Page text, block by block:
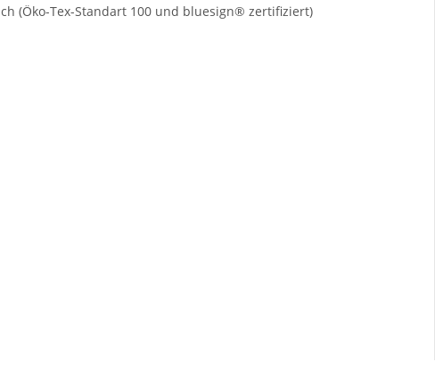
(Öko-Tex-Standart 100 und bluesign® zertifiziert)